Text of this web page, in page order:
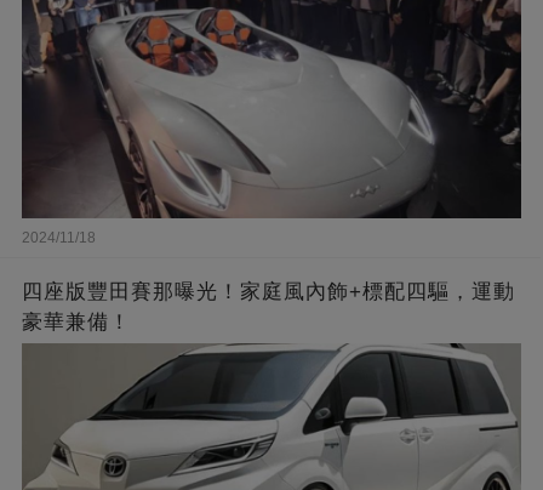
2024/11/18
四座版豐田賽那曝光！家庭風內飾+標配四驅，運動
豪華兼備！